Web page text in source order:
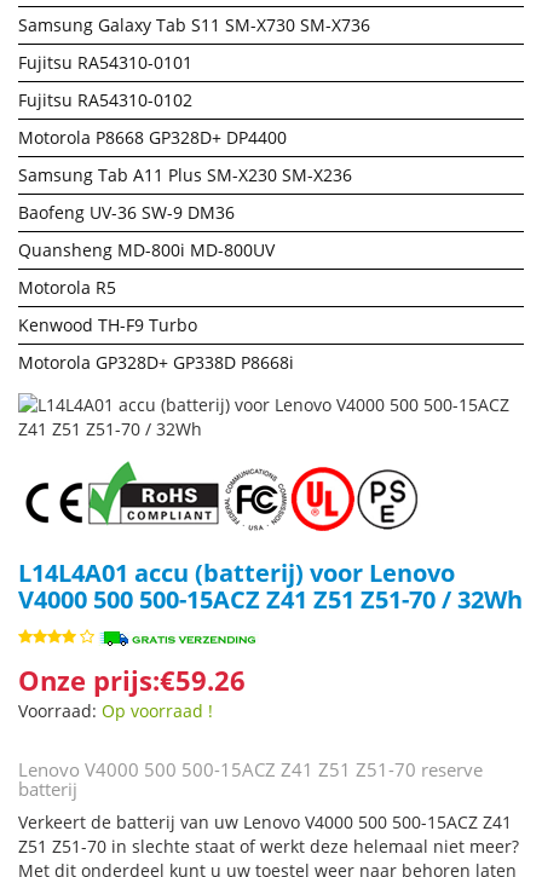
Samsung Galaxy Tab S11 SM-X730 SM-X736
Fujitsu RA54310-0101
Fujitsu RA54310-0102
Motorola P8668 GP328D+ DP4400
Samsung Tab A11 Plus SM-X230 SM-X236
Baofeng UV-36 SW-9 DM36
Quansheng MD-800i MD-800UV
Motorola R5
Kenwood TH-F9 Turbo
Motorola GP328D+ GP338D P8668i
L14L4A01 accu (batterij) voor Lenovo
V4000 500 500-15ACZ Z41 Z51 Z51-70 / 32Wh
Onze prijs:€59.26
Voorraad: Op voorraad !
Lenovo V4000 500 500-15ACZ Z41 Z51 Z51-70 reserve
batterij
Verkeert de batterij van uw Lenovo V4000 500 500-15ACZ Z41
Z51 Z51-70 in slechte staat of werkt deze helemaal niet meer?
Met dit onderdeel kunt u uw toestel weer naar behoren laten